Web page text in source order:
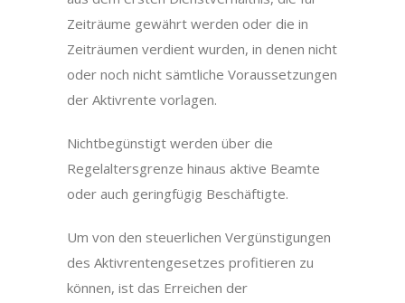
Zeiträume gewährt werden oder die in
Zeiträumen verdient wurden, in denen nicht
oder noch nicht sämtliche Voraussetzungen
der Aktivrente vorlagen.
Nichtbegünstigt werden über die
Regelaltersgrenze hinaus aktive Beamte
oder auch geringfügig Beschäftigte.
Um von den steuerlichen Vergünstigungen
des Aktivrentengesetzes profitieren zu
können, ist das Erreichen der